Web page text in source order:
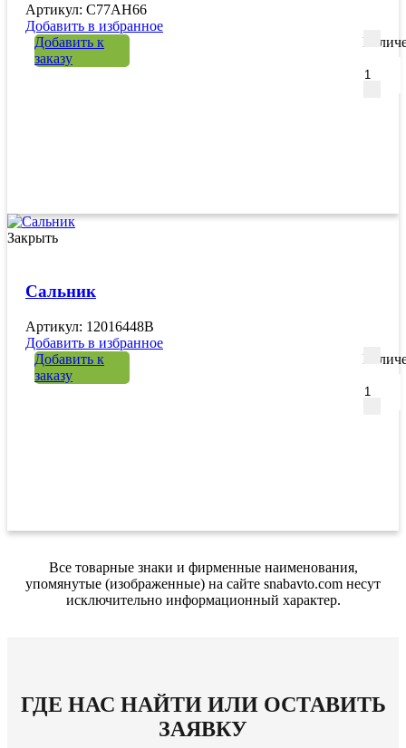
Артикул: C77AH66
Добавить в избранное
Добавить к
заказу
Закрыть
Сальник
Артикул: 12016448B
Добавить в избранное
Добавить к
заказу
Все товарные знаки и фирменные наименования,
упомянутые (изображенные) на сайте snabavto.com несут
исключительно информационный характер.
ГДЕ НАС НАЙТИ ИЛИ ОСТАВИТЬ
ЗАЯВКУ